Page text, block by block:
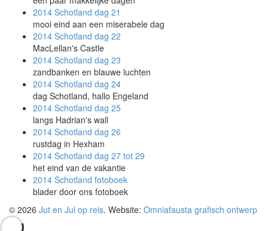
2014 Schotland dag 21
mooi eind aan een miserabele dag
2014 Schotland dag 22
MacLellan's Castle
2014 Schotland dag 23
zandbanken en blauwe luchten
2014 Schotland dag 24
dag Schotland, hallo Engeland
2014 Schotland dag 25
langs Hadrian's wall
2014 Schotland dag 26
rustdag in Hexham
2014 Schotland dag 27 tot 29
het eind van de vakantie
2014 Schotland fotoboek
blader door ons fotoboek
© 2026 Jut en Jul op reis. Website: Omniafausta grafisch ontwerp